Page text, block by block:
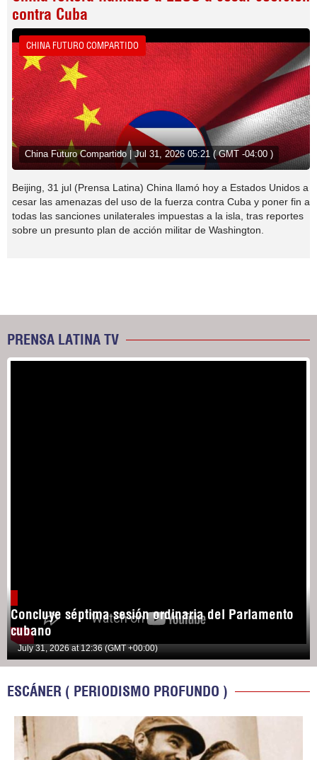
contra Cuba
CHINA FUTURO COMPARTIDO
China Futuro Compartido | Jul 31, 2026 05:21 ( GMT -04:00 )
Beijing, 31 jul (Prensa Latina) China llamó hoy a Estados Unidos a
cesar las amenazas del uso de la fuerza contra Cuba y poner fin a
todas las sanciones unilaterales impuestas a la isla, tras reportes
sobre un presunto plan de acción militar de Washington.
PRENSA LATINA TV
Concluye séptima sesión ordinaria del Parlamento
cubano
July 31, 2026 at 12:36 (GMT +00:00)
ESCÁNER ( PERIODISMO PROFUNDO )